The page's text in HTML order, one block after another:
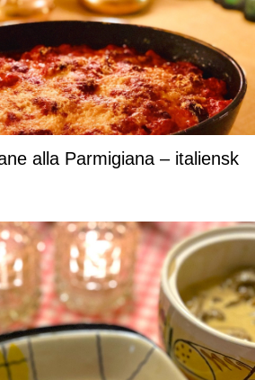
alla Parmigiana – italiensk